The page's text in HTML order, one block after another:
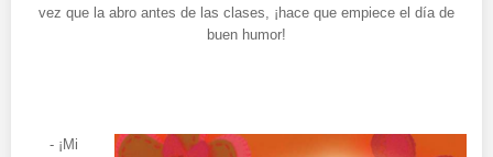
vez que la abro antes de las clases, ¡hace que empiece el día de
buen humor!
- ¡Mi